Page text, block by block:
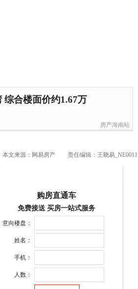
综合楼面价约1.67万
房产海南站
本文来源：网易房产 责任编辑：王晓易_NE0011
购房直通车
免费接送 买房一站式服务
意向楼盘：
姓名：
手机：
人数：